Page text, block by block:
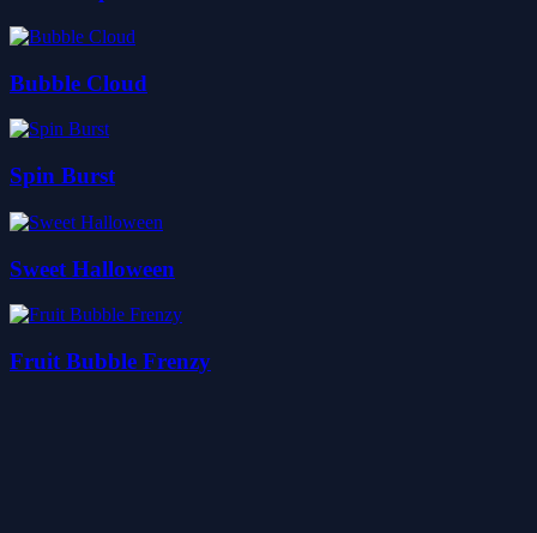
Bubble Cloud
Spin Burst
Sweet Halloween
Fruit Bubble Frenzy